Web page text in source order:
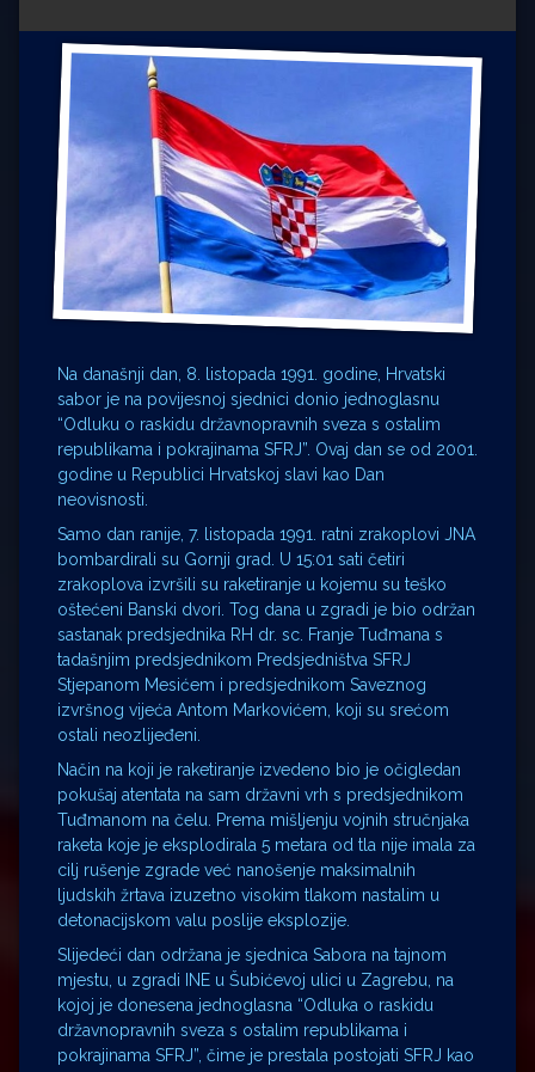
Drugi autori
Drugi autori
Matea Andrić
Ljiljana Lekanić-Kljaić
Željko Krznarić
Mario Lovreković
Na današnji dan, 8. listopada 1991. godine, Hrvatski
sabor je na povijesnoj sjednici donio jednoglasnu
“Odluku o raskidu državnopravnih sveza s ostalim
republikama i pokrajinama SFRJ”. Ovaj dan se od 2001.
godine u Republici Hrvatskoj slavi kao Dan
neovisnosti.
Samo dan ranije, 7. listopada 1991. ratni zrakoplovi JNA
bombardirali su Gornji grad. U 15:01 sati četiri
zrakoplova izvršili su raketiranje u kojemu su teško
oštećeni Banski dvori. Tog dana u zgradi je bio održan
sastanak predsjednika RH dr. sc. Franje Tuđmana s
tadašnjim predsjednikom Predsjedništva SFRJ
Stjepanom Mesićem i predsjednikom Saveznog
izvršnog vijeća Antom Markovićem, koji su srećom
ostali neozlijeđeni.
Način na koji je raketiranje izvedeno bio je očigledan
pokušaj atentata na sam državni vrh s predsjednikom
Tuđmanom na čelu. Prema mišljenju vojnih stručnjaka
raketa koje je eksplodirala 5 metara od tla nije imala za
cilj rušenje zgrade već nanošenje maksimalnih
ljudskih žrtava izuzetno visokim tlakom nastalim u
detonacijskom valu poslije eksplozije.
Slijedeći dan održana je sjednica Sabora na tajnom
mjestu, u zgradi INE u Šubićevoj ulici u Zagrebu, na
kojoj je donesena jednoglasna “Odluka o raskidu
državnopravnih sveza s ostalim republikama i
pokrajinama SFRJ”, čime je prestala postojati SFRJ kao